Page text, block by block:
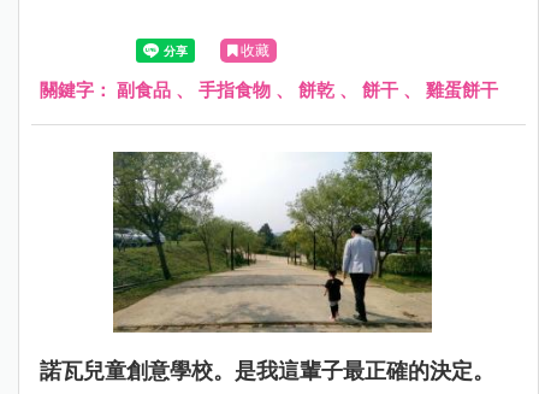
收藏
關鍵字： 副食品 、 手指食物 、 餅乾 、 餅干 、 雞蛋餅干
諾瓦兒童創意學校。是我這輩子最正確的決定。